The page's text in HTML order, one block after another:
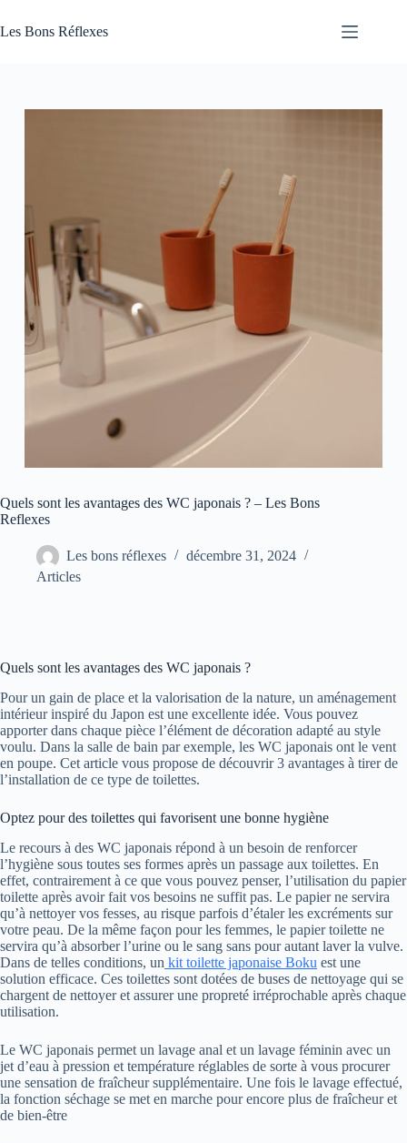
au
contenu
Les Bons Réflexes
Quels sont les avantages des WC japonais ? – Les Bons
Reflexes
Les bons réflexes
décembre 31, 2024
Articles
Quels sont les avantages des WC japonais ?
Pour un gain de place et la valorisation de la nature, un aménagement
intérieur inspiré du Japon est une excellente idée. Vous pouvez
apporter dans chaque pièce l’élément de décoration adapté au style
voulu. Dans la salle de bain par exemple, les WC japonais ont le vent
en poupe. Cet article vous propose de découvrir 3 avantages à tirer de
l’installation de ce type de toilettes.
Optez pour des toilettes qui favorisent une bonne hygiène
Le recours à des WC japonais répond à un besoin de renforcer
l’hygiène sous toutes ses formes après un passage aux toilettes. En
effet, contrairement à ce que vous pouvez penser, l’utilisation du papier
toilette après avoir fait vos besoins ne suffit pas. Le papier ne servira
qu’à nettoyer vos fesses, au risque parfois d’étaler les excréments sur
votre peau. De la même façon pour les femmes, le papier toilette ne
servira qu’à absorber l’urine ou le sang sans pour autant laver la vulve.
Dans de telles conditions, un kit toilette japonaise Boku est une
solution efficace. Ces toilettes sont dotées de buses de nettoyage qui se
chargent de nettoyer et assurer une propreté irréprochable après chaque
utilisation.
Le WC japonais permet un lavage anal et un lavage féminin avec un
jet d’eau à pression et température réglables de sorte à vous procurer
une sensation de fraîcheur supplémentaire. Une fois le lavage effectué,
la fonction séchage se met en marche pour encore plus de fraîcheur et
de bien-être